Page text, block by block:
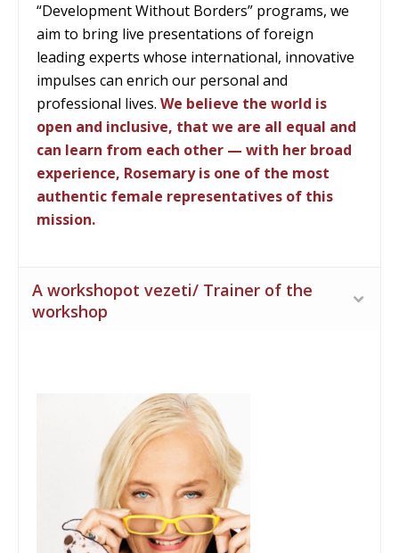
“Development Without Borders” programs, we
aim to bring live presentations of foreign
leading experts whose international, innovative
impulses can enrich our personal and
professional lives. We believe the world is
open and inclusive, that we are all equal and
can learn from each other — with her broad
experience, Rosemary is one of the most
authentic female representatives of this
mission.
A workshopot vezeti/ Trainer of the
workshop